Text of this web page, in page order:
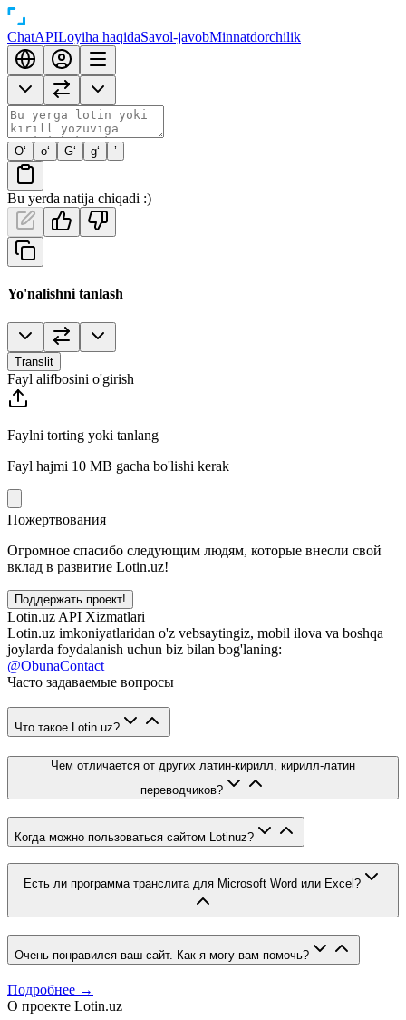
ChatAPILoyiha haqidaSavol-javobMinnatdorchilik
O‘ o‘ G‘ g‘ ’
Bu yerda natija chiqadi :)
Yo'nalishni tanlash
Translit
Fayl alifbosini o'girish
Faylni torting yoki tanlang
Fayl hajmi 10 MB gacha bo'lishi kerak
Пожертвования
Огромное спасибо следующим людям, которые внесли свой
вклад в развитие Lotin.uz!
Поддержать проект!
Lotin.uz API Xizmatlari
Lotin.uz imkoniyatlaridan o'z vebsaytingiz, mobil ilova va boshqa
joylarda foydalanish uchun biz bilan bog'laning:
@ObunaContact
Часто задаваемые вопросы
Что такое Lotin.uz?
Чем отличается от других латин-кирилл, кирилл-латин
переводчиков?
Когда можно пользоваться сайтом Lotinuz?
Есть ли программа транслита для Microsoft Word или Excel?
Очень понравился ваш сайт. Как я могу вам помочь?
Подробнее →
О проекте Lotin.uz